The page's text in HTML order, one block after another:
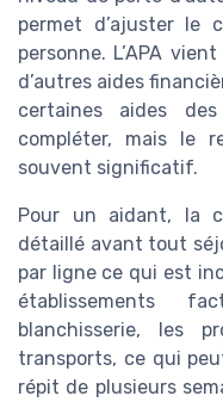
permet d’ajuster le
personne. L’APA
d’autres aides
certaines aides
compléter, mais le
souvent significatif.
Pour un aidant, la
détaillé avant tout
par ligne ce qui est
établissements
blanchisserie, les
transports, ce qui
répit de plusieurs